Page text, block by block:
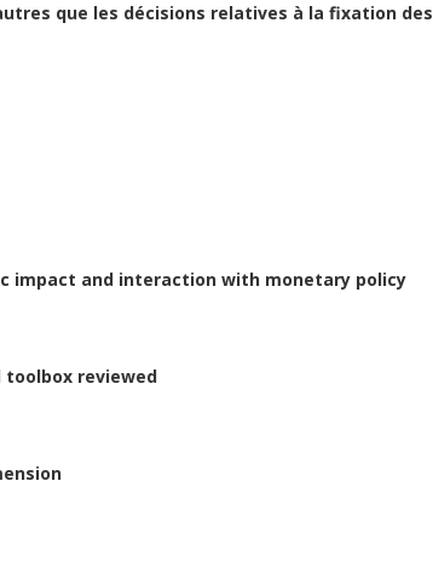
que les décisions relatives à la fixation des
impact and interaction with monetary policy
reviewed